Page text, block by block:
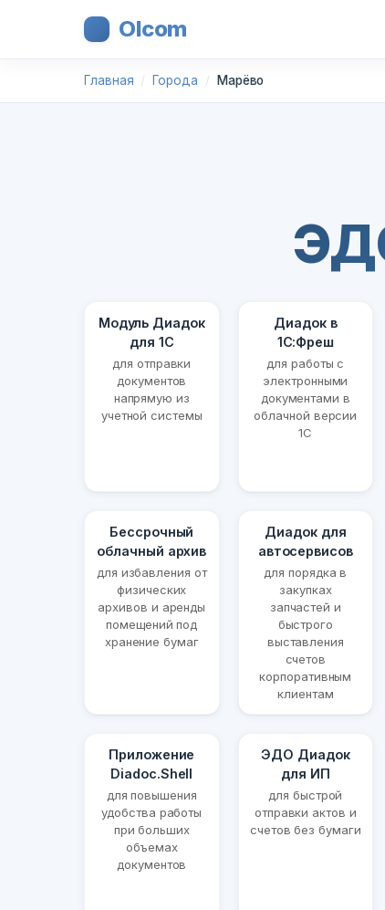
Olcom
Главная Города Марёво
Модуль Диадок
для 1С
для отправки
документов
напрямую из
учетной системы
Диадок в
1С:Фреш
для работы с
электронными
документами в
облачной версии
1С
Бессрочный
облачный архив
для избавления от
физических
архивов и аренды
помещений под
хранение бумаг
Диадок для
автосервисов
для порядка в
закупках
запчастей и
быстрого
выставления
счетов
корпоративным
клиентам
Приложение
Diadoc.Shell
для повышения
удобства работы
при больших
объемах
документов
ЭДО Диадок
для ИП
для быстрой
отправки актов и
счетов без бумаги